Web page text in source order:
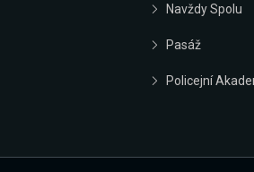
Navždy Spolu
Pasáž
Policejní